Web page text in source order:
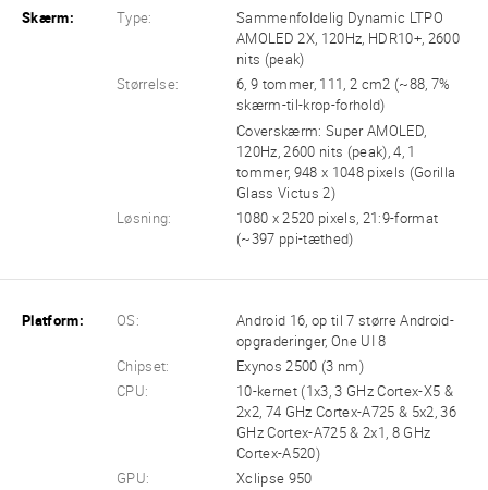
Skærm: Type:
Sammenfoldelig Dynamic LTPO
AMOLED 2X, 120Hz, HDR10+, 2600
nits (peak)
Størrelse:
6, 9 tommer, 111, 2 cm2 (~88, 7%
skærm-til-krop-forhold)
Coverskærm: Super AMOLED,
120Hz, 2600 nits (peak), 4, 1
tommer, 948 x 1048 pixels (Gorilla
Glass Victus 2)
Løsning:
1080 x 2520 pixels, 21:9-format
(~397 ppi-tæthed)
Platform: OS:
Android 16, op til 7 større Android-
opgraderinger, One UI 8
Chipset:
Exynos 2500 (3 nm)
CPU:
10-kernet (1x3, 3 GHz Cortex-X5 &
2x2, 74 GHz Cortex-A725 & 5x2, 36
GHz Cortex-A725 & 2x1, 8 GHz
Cortex-A520)
GPU:
Xclipse 950